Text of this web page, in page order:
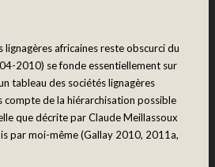
lignagères africaines reste obscurci du
2010) se fonde essentiellement sur
tableau des sociétés lignagères
compte de la hiérarchisation possible
que décrite par Claude Meillassoux
par moi-même (Gallay 2010, 2011a,